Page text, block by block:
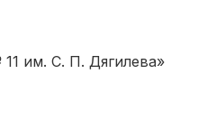
им. С. П. Дягилева»